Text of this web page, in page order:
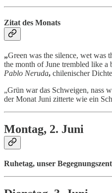
Zitat des Monats
„Green was the silence, wet was
the month of June trembled like a
Pablo Neruda, chilenischer
„Grün war das Schweigen, nass
der Monat Juni zitterte wie ein
Montag, 2. Juni
Ruhetag, unser